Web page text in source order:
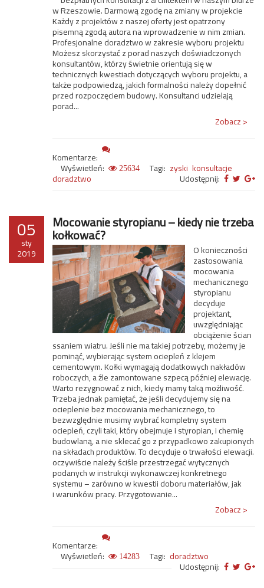
w Rzeszowie. Darmową zgodę na zmiany w projekcie
Każdy z projektów z naszej oferty jest opatrzony
pisemną zgodą autora na wprowadzenie w nim zmian.
Profesjonalne doradztwo w zakresie wyboru projektu
Możesz skorzystać z porad naszych doświadczonych
konsultantów, którzy świetnie orientują się w
technicznych kwestiach dotyczących wyboru projektu, a
także podpowiedzą, jakich formalności należy dopełnić
przed rozpoczęciem budowy. Konsultanci udzielają
porad...
Zobacz >
Komentarze:
Wyświetleń: 25634 Tagi: zyski konsultacje
doradztwo Udostępnij:
05
sty
2019
Mocowanie styropianu – kiedy nie trzeba
kołkować?
O konieczności
zastosowania
mocowania
mechanicznego
styropianu
decyduje
projektant,
uwzględniając
obciążenie ścian
ssaniem wiatru. Jeśli nie ma takiej potrzeby, możemy je
pominąć, wybierając system ociepleń z klejem
cementowym. Kołki wymagają dodatkowych nakładów
roboczych, a źle zamontowane szpecą później elewację.
Warto rezygnować z nich, kiedy mamy taką możliwość.
Trzeba jednak pamiętać, że jeśli decydujemy się na
ocieplenie bez mocowania mechanicznego, to
bezwzględnie musimy wybrać kompletny system
ociepleń, czyli taki, który obejmuje i styropian, i chemię
budowlaną, a nie sklecać go z przypadkowo zakupionych
na składach produktów. To decyduje o trwałości elewacji.
oczywiście należy ściśle przestrzegać wytycznych
podanych w instrukcji wykonawczej konkretnego
systemu – zarówno w kwestii doboru materiałów, jak
i warunków pracy. Przygotowanie...
Zobacz >
Komentarze:
Wyświetleń: 14283 Tagi: doradztwo
Udostępnij: